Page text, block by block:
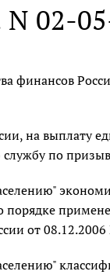
N 02-
на выплату
по
от 08.12.2006